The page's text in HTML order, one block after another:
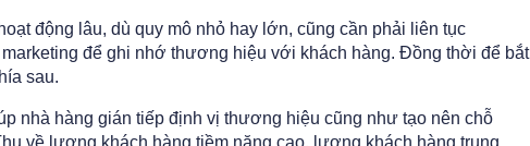
động lâu, dù quy mô nhỏ hay lớn, cũng cần phải liên tục
để ghi nhớ thương hiệu với khách hàng. Đồng thời để bắt
sau.
nhà hàng gián tiếp định vị thương hiệu cũng như tạo nên chỗ
về lượng khách hàng tiềm năng cao, lượng khách hàng trung